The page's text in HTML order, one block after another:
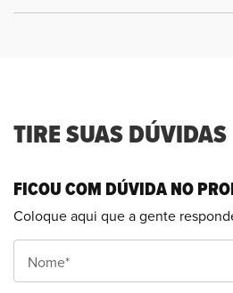
TIRE SUAS DÚVIDAS
FICOU COM DÚVIDA NO
Coloque aqui que a gente
Nome*